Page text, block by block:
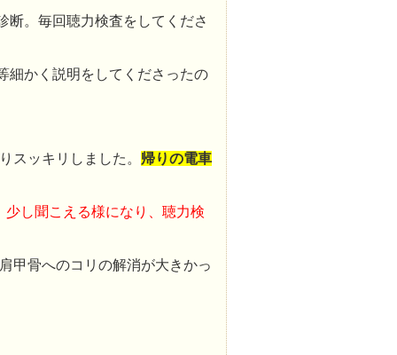
断。毎回聴力検査をしてくださ
細かく説明をしてくださったの
スッキリしました。 帰りの電車
し聞こえる様になり、聴力検
甲骨へのコリの解消が大きかっ